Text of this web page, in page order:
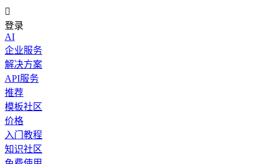

登录
AI
企业服务
解决方案
API服务
推荐
模板社区
价格
入门教程
知识社区